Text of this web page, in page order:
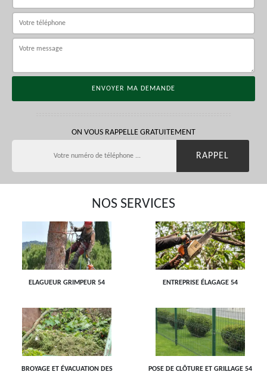
ON VOUS RAPPELLE GRATUITEMENT
NOS SERVICES
ELAGUEUR GRIMPEUR 54 ENTREPRISE ÉLAGAGE 54
BROYAGE ET ÉVACUATION DES
POSE DE CLÔTURE ET GRILLAGE 54